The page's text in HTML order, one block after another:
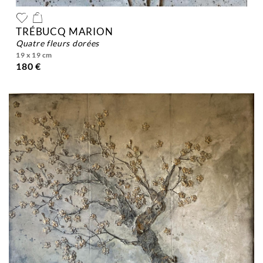
TRÉBUCQ MARION
quatre fleurs dorées
19 x 19 cm
180 €